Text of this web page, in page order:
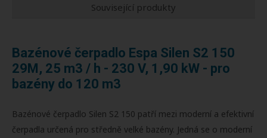
Související produkty
Bazénové čerpadlo Espa Silen S2 150
29M, 25 m3 / h - 230 V, 1,90 kW - pro
bazény do 120 m3
Bazénové čerpadlo Silen S2 150 patří mezi moderní a efektivní
čerpadla určená pro středně velké bazény. Jedná se o moderní